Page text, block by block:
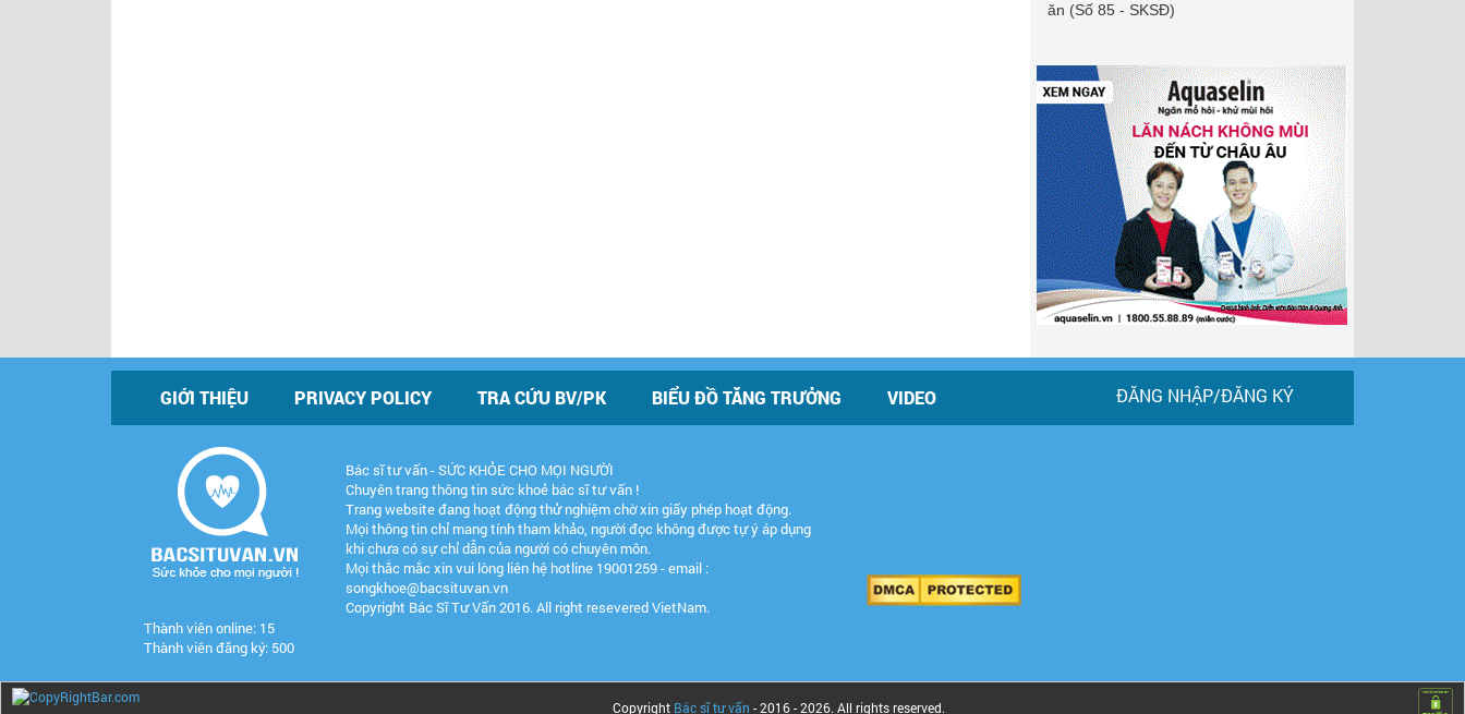
ăn (Số 85 - SKSĐ)
GIỚI THIỆU PRIVACY POLICY TRA CỨU BV/PK BIỂU ĐỒ TĂNG TRƯỞNG VIDEO ĐĂNG NHẬP/ĐĂNG KÝ
Thành viên online: 15
Thành viên đăng ký: 500
Bác sĩ tư vấn - SỨC KHỎE CHO MỌI NGƯỜI
Chuyên trang thông tin sức khoẻ bác sĩ tư vấn !
Trang website đang hoạt động thử nghiệm chờ xin giấy phép hoạt động.
Mọi thông tin chỉ mang tính tham khảo, người đọc không được tự ý áp dụng
khi chưa có sự chỉ dẫn của người có chuyên môn.
Mọi thắc mắc xin vui lòng liên hệ hotline 19001259 - email :
songkhoe@bacsituvan.vn
Copyright Bác Sĩ Tư Vấn 2016. All right resevered VietNam.
Copyright Bác sĩ tư vấn - 2016 -2026. All rights reserved.